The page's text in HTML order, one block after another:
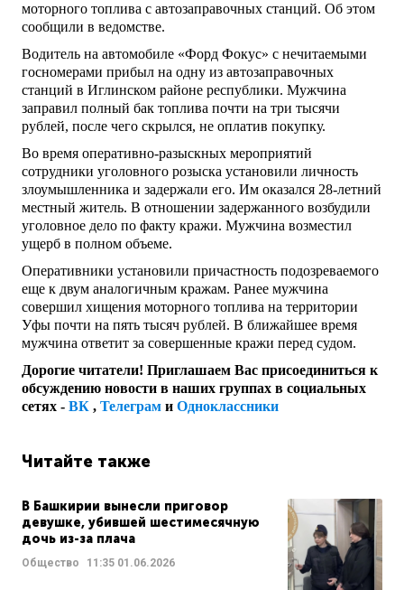
моторного топлива с автозаправочных станций. Об этом
сообщили в ведомстве.
Водитель на автомобиле «Форд Фокус» с нечитаемыми
госномерами прибыл на одну из автозаправочных
станций в Иглинском районе республики. Мужчина
заправил полный бак топлива почти на три тысячи
рублей, после чего скрылся, не оплатив покупку.
Во время оперативно-разыскных мероприятий
сотрудники уголовного розыска установили личность
злоумышленника и задержали его. Им оказался 28-летний
местный житель. В отношении задержанного возбудили
уголовное дело по факту кражи. Мужчина возместил
ущерб в полном объеме.
Оперативники установили причастность подозреваемого
еще к двум аналогичным кражам. Ранее мужчина
совершил хищения моторного топлива на территории
Уфы почти на пять тысяч рублей. В ближайшее время
мужчина ответит за совершенные кражи перед судом.
Дорогие читатели! Приглашаем Вас присоединиться к
обсуждению новости в наших группах в социальных
сетях - ВК , Телеграм и Одноклассники
Читайте также
В Башкирии вынесли приговор
девушке, убившей шестимесячную
дочь из-за плача
Общество 11:35 01.06.2026